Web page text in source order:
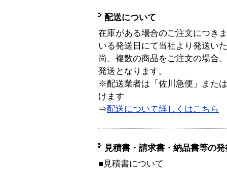
配送について
在庫がある場合のご注文につき
いる発送日にて当社より発送い
尚、複数の商品をご注文の場合
発送となります。
※配送業者は「佐川急便」また
けます
⇒配送について詳しくはこちら
見積書・請求書・納品書等の
■見積書について